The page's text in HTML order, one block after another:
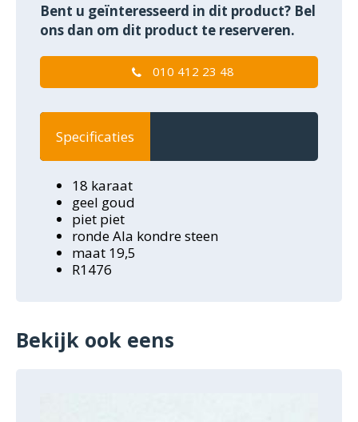
Bent u geïnteresseerd in dit product? Bel
ons dan om dit product te reserveren.
010 412 23 48
Specificaties
18 karaat
geel goud
piet piet
ronde Ala kondre steen
maat 19,5
R1476
Bekijk ook eens